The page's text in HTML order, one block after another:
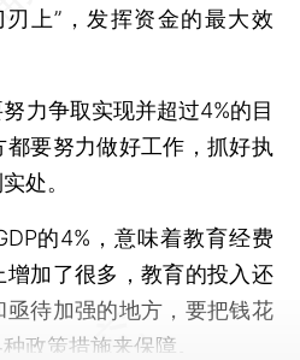
上”，发挥资金的最大效
争取实现并超过4%的目
要努力做好工作，抓好执
处。
的4%，意味着教育经费
加了很多，教育的投入还
待加强的地方，要把钱花
政策措施来保障。